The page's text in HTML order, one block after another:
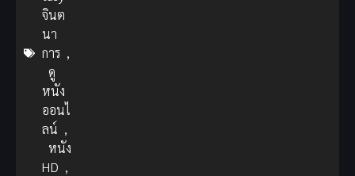
จินต
นา
การ ,
ดู
หนัง
ออนไ
ลน์ ,
หนัง
HD ,